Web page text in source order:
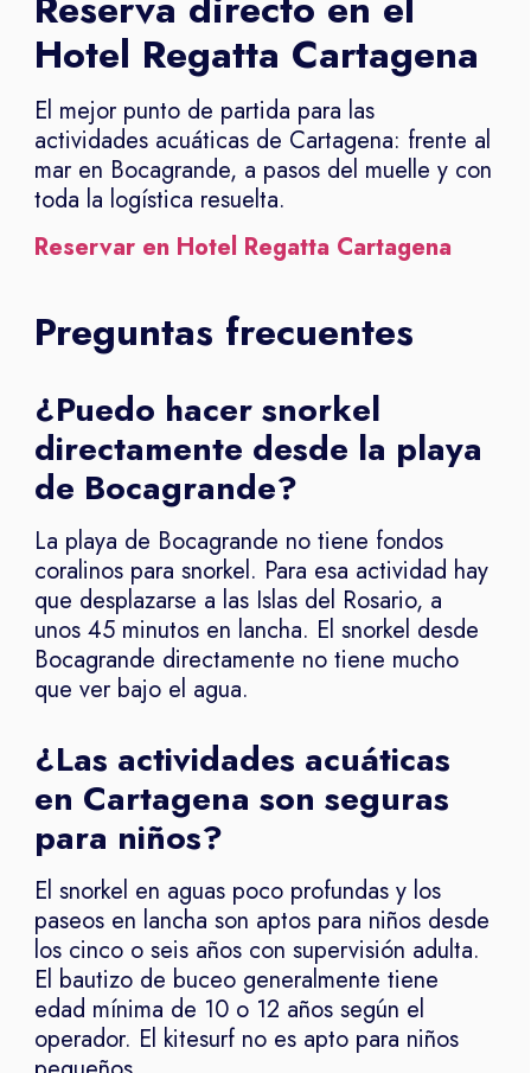
Hotel Regatta Cartagena
El mejor punto de partida para las
actividades acuáticas de Cartagena: frente al
mar en Bocagrande, a pasos del muelle y con
toda la logística resuelta.
Reservar en Hotel Regatta Cartagena
Preguntas frecuentes
¿Puedo hacer snorkel
directamente desde la playa
de Bocagrande?
La playa de Bocagrande no tiene fondos
coralinos para snorkel. Para esa actividad hay
que desplazarse a las Islas del Rosario, a
unos 45 minutos en lancha. El snorkel desde
Bocagrande directamente no tiene mucho
que ver bajo el agua.
¿Las actividades acuáticas
en Cartagena son seguras
para niños?
El snorkel en aguas poco profundas y los
paseos en lancha son aptos para niños desde
los cinco o seis años con supervisión adulta.
El bautizo de buceo generalmente tiene
edad mínima de 10 o 12 años según el
operador. El kitesurf no es apto para niños